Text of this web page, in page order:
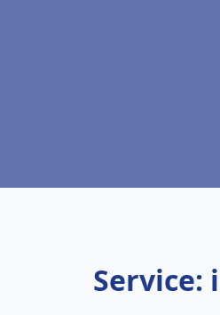
Service: